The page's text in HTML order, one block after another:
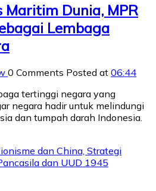
Maritim Dunia, MPR
Lembaga
0 Comments Posted at 06:44
tertinggi negara yang
negara hadir untuk melindungi
dan tumpah darah Indonesia.